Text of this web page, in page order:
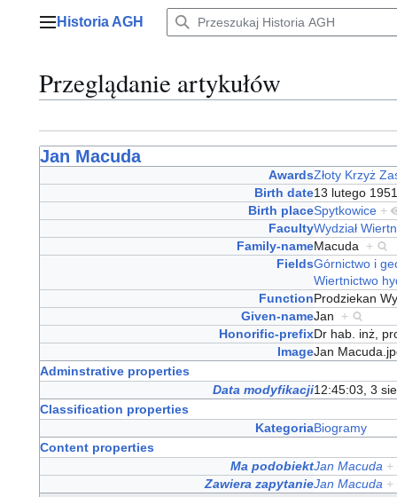
Menu główne
Historia AGH
Przeglądanie artykułów
Jan Macuda
AwardsZłoty Krzyż
Birth date13 lutego
Birth placeSpytkowice +
FacultyWydział
Family-nameMacuda +
FieldsGórnictwo i
Wiertnictwo
FunctionProdziekan
Given-nameJan +
Honorific-prefixDr hab. inż,
ImageJan
Adminstrative properties
Data modyfikacji12:45:03, 3
Classification properties
KategoriaBiogramy
Content properties
Ma podobiektJan Macuda +
Zawiera zapytanieJan Macuda +